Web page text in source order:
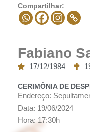
Compartilhar:
Fabiano
17/12/1984
CERIMÔNIA DE
Endereço:
Data: 19/06/2024
Hora: 17:30h